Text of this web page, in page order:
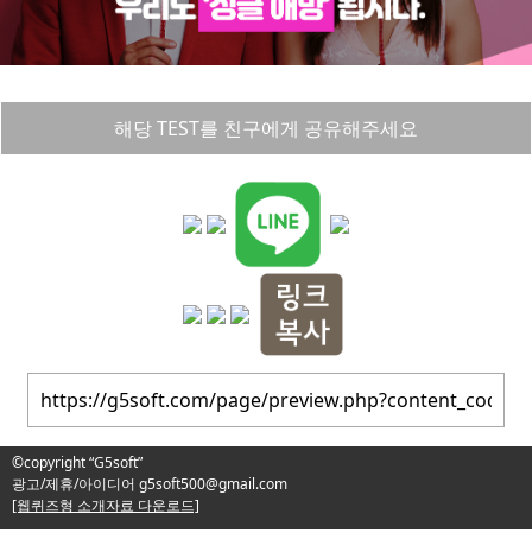
해당 TEST를 친구에게 공유해주세요
©copyright “G5soft”
광고/제휴/아이디어 g5soft500@gmail.com
[웹퀴즈형 소개자료 다운로드]